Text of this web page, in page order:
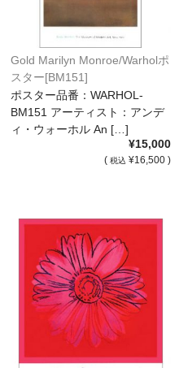
Gold Marilyn Monroe/Warholポ
スター[BM151]
ポスター品番：WARHOL-
BM151 アーティスト：アンデ
ィ・ウォーホル An […]
¥15,000
( 税込 ¥16,500 )